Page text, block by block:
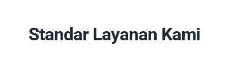
Standar Layanan Kami